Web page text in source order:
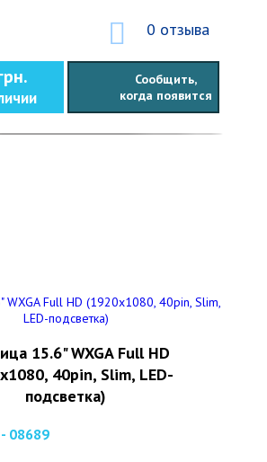
0 отзыва
Сообщить,
когда появится
15.6" WXGA Full HD
40pin, Slim, LED-
подсветка)
08689